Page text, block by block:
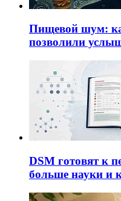
Пищевой шум:
позволили
DSM готовят к
больше науки и